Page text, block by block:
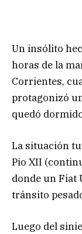
Un insólito
horas de la
Corrientes,
protagonizó
quedó
La situación
Pio XII
donde un Fiat
tránsito
Luego del